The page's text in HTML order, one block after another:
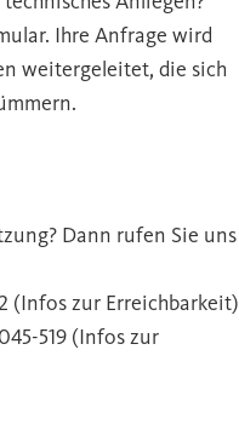
Ihre Anfrage wird
weitergeleitet, die sich
Dann rufen Sie uns
(Infos zur Erreichbarkeit)
519 (Infos zur